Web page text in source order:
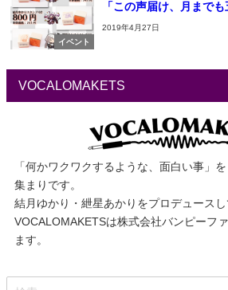
イベント
「この声届け、月まで
2019年4月27日
VOCALOMAKETS
「何かワクワクするような、面白い事」
集まりです。
結月ゆかり・紲星あかりをプロデュースし
VOCALOMAKETSは株式会社バンピーフ
ます。